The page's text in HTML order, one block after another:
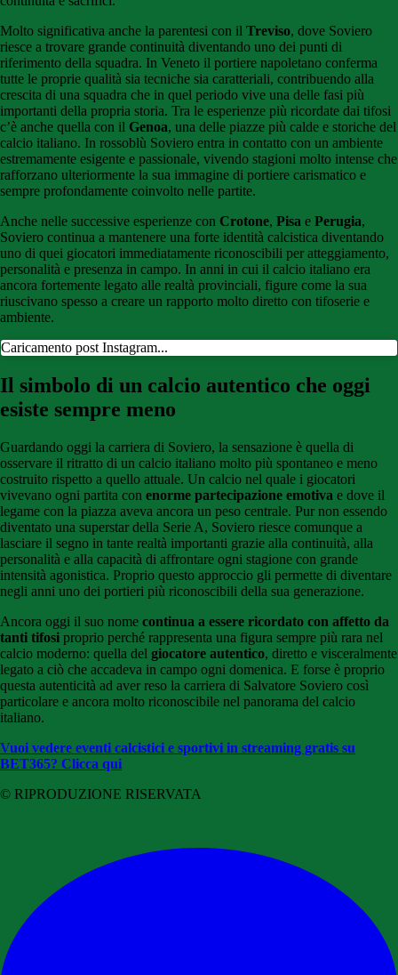
Molto significativa anche la parentesi con il Treviso, dove Soviero
riesce a trovare grande continuità diventando uno dei punti di
riferimento della squadra. In Veneto il portiere napoletano conferma
tutte le proprie qualità sia tecniche sia caratteriali, contribuendo alla
crescita di una squadra che in quel periodo vive una delle fasi più
importanti della propria storia. Tra le esperienze più ricordate dai tifosi
c’è anche quella con il Genoa, una delle piazze più calde e storiche del
calcio italiano. In rossoblù Soviero entra in contatto con un ambiente
estremamente esigente e passionale, vivendo stagioni molto intense che
rafforzano ulteriormente la sua immagine di portiere carismatico e
sempre profondamente coinvolto nelle partite.
Anche nelle successive esperienze con Crotone, Pisa e Perugia,
Soviero continua a mantenere una forte identità calcistica diventando
uno di quei giocatori immediatamente riconoscibili per atteggiamento,
personalità e presenza in campo. In anni in cui il calcio italiano era
ancora fortemente legato alle realtà provinciali, figure come la sua
riuscivano spesso a creare un rapporto molto diretto con tifoserie e
ambiente.
Caricamento post Instagram...
Il simbolo di un calcio autentico che oggi
esiste sempre meno
Guardando oggi la carriera di Soviero, la sensazione è quella di
osservare il ritratto di un calcio italiano molto più spontaneo e meno
costruito rispetto a quello attuale. Un calcio nel quale i giocatori
vivevano ogni partita con enorme partecipazione emotiva e dove il
legame con la piazza aveva ancora un peso centrale. Pur non essendo
diventato una superstar della Serie A, Soviero riesce comunque a
lasciare il segno in tante realtà importanti grazie alla continuità, alla
personalità e alla capacità di affrontare ogni stagione con grande
intensità agonistica. Proprio questo approccio gli permette di diventare
negli anni uno dei portieri più riconoscibili della sua generazione.
Ancora oggi il suo nome continua a essere ricordato con affetto da
tanti tifosi proprio perché rappresenta una figura sempre più rara nel
calcio moderno: quella del giocatore autentico, diretto e visceralmente
legato a ciò che accadeva in campo ogni domenica. E forse è proprio
questa autenticità ad aver reso la carriera di Salvatore Soviero così
particolare e ancora molto riconoscibile nel panorama del calcio
italiano.
Vuoi vedere eventi calcistici e sportivi in streaming gratis su
BET365? Clicca qui
© RIPRODUZIONE RISERVATA